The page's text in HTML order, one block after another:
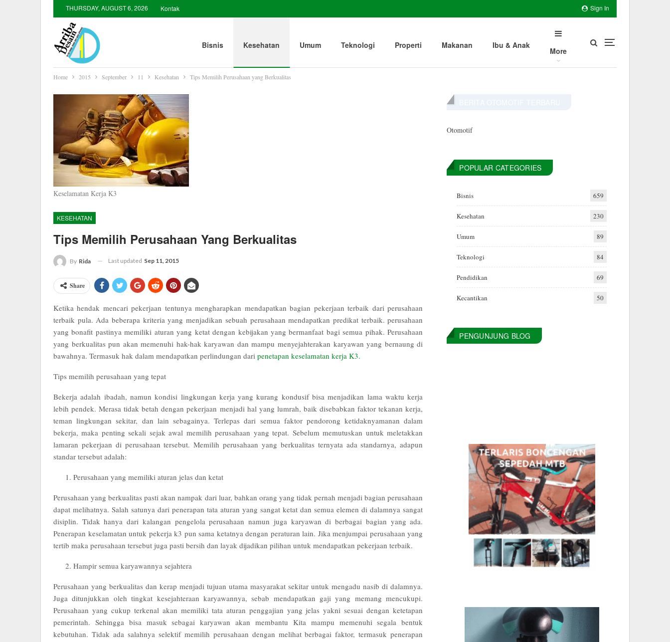
Sign In
THURSDAY, AUGUST 6, 2026 Kontak
Bisnis Kesehatan Umum Teknologi Properti Makanan Ibu & Anak
More
Home 2015 September 11 Kesehatan Tips Memilih Perusahaan yang Berkualitas
Keselamatan Kerja K3
KESEHATAN
Tips Memilih Perusahaan Yang Berkualitas
By Rida Last updated Sep 11, 2015
Share
Ketika hendak mencari pekerjaan tentunya mengharapkan mendapatkan bagian pekerjaan terbaik dari perusahaan
terbaik pula. Ada beberapa kriteria yang menjadikan sebuah perusahaan mendapatkan predikat terbaik. perusahaan
yang bonafit pastinya memiliki aturan yang ketat dengan kebijakan yang bermanfaat bagi semua pihak. Perusahaan
yang berkualitas pun akan memenuhi hak-hak karyawan dan mampu menyejahterakan karyawan yang bernaung di
bawahnya. Termasuk hak dalam mendapatkan perlindungan dari penetapan keselamatan kerja K3.
Tips memilih perusahaan yang tepat
Bekerja adalah ibadah, namun kondisi lingkungan kerja yang kurang kondusif bisa menjadikan lama waktu kerja
lebih pendek. Merasa tidak betah dengan pekerjaan menjadi hal yang lumrah, baik disebabkan faktor tekanan kerja,
teman lingkungan sekitar, dan lain sebagainya. Terlepas dari semua faktor pendorong ketidaknyamanan dalam
bekerja, maka penting sekali sejak awal memilih perusahaan yang tepat. Sebelum memutuskan untuk meletakkan
lamaran pekerjaan di perusahaan tersebut. Memilih perusahaan yang berkualitas ternyata ada standarnya, adapun
standar tersebut adalah:
Perusahaan yang memiliki aturan jelas dan ketat
Perusahaan yang berkualitas pasti akan nampak dari luar, bahkan orang yang tidak pernah menjadi bagian perusahaan
dapat melihatnya. Salah satunya dari penerapan tata aturan yang sangat ketat dan semua elemen di dalamnya sangat
disiplin. Tidak hanya dari kalangan pengelola perusahaan namun juga karyawan di berbagai bagian yang ada.
Penerapan keselamatan untuk pekerja k3 pun sama ketatnya dengan peraturan lain. Jika menjumpai perusahaan yang
tertib maka perusahaan tersebut juga pasti bersih dan layak dijadikan pilihan untuk mendapatkan pekerjaan terbaik.
Hampir semua karyawannya sejahtera
Perusahaan yang berkualitas dan kerap menjadi tujuan utama masyarakat sekitar untuk mengadu nasib di dalamnya.
Juga ditunjukkan oleh tingkat kesejahteraan karyawannya, sebab mendapatkan gaji yang memang mencukupi.
Perusahaan yang cukup terkenal akan memiliki tata aturan penggajian yang jelas yakni sesuai dengan ketetapan
pemerintah. Sehingga bisa masuk sebagai karyawan akan membantu Kita mampu memenuhi segala bentuk
kebutuhan. Tidak ada salahnya selektif memilih perusahaan dengan melihat berbagai faktor, termasuk penerapan
Otomotif
POPULAR CATEGORIES
Bisnis 659
Kesehatan 230
Umum 89
Teknologi 84
Pendidikan 69
Kecantikan 50
PENGUNJUNG BLOG